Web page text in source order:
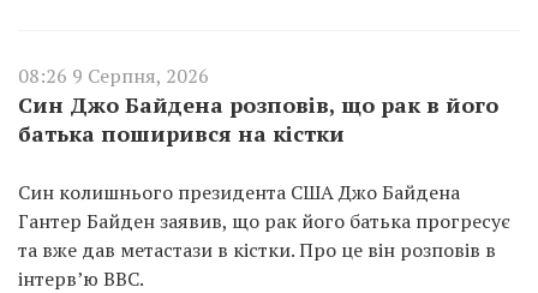
08:26 9 Серпня, 2026
Син Джо Байдена розповів, що рак в його
батька поширився на кістки
Син колишнього президента США Джо Байдена
Гантер Байден заявив, що рак його батька прогресує
та вже дав метастази в кістки. Про це він розповів в
інтерв’ю BBC.